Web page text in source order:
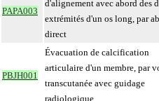
PAPA003
d'alignement avec abord des
extrémités d'un os long, par
direct
PBJH001
Évacuation de calcification
articulaire d'un membre, par
transcutanée avec guidage
radiologique